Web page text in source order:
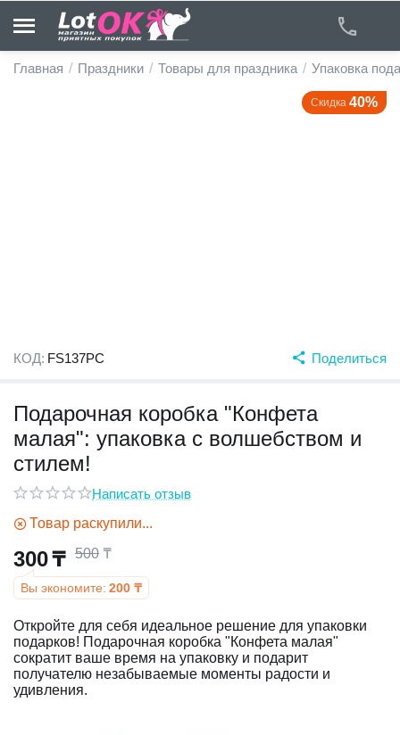
Главная / Праздники / Товары для праздника / Упаковка
Скидка 40%
КОД: FS137PC Поделиться
Подарочная коробка "Конфета
малая": упаковка с волшебством и
стилем!
Написать отзыв
Товар раскупили...
300₸ 500 ₸
Вы экономите: 200 ₸
Откройте для себя идеальное решение для упаковки
подарков! Подарочная коробка "Конфета малая"
сократит ваше время на упаковку и подарит
получателю незабываемые моменты радости и
удивления.